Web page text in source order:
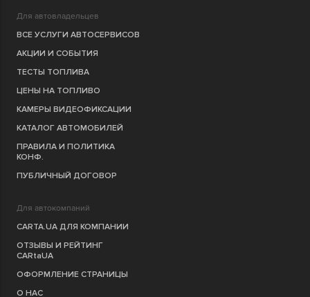
Для автовладельцев
ВСЕ УСЛУГИ АВТОСЕРВИСОВ
АКЦИИ И СОБЫТИЯ
ТЕСТЫ ТОПЛИВА
ЦЕНЫ НА ТОПЛИВО
КАМЕРЫ ВИДЕОФИКСАЦИИ
КАТАЛОГ АВТОМОБИЛЕЙ
ПРАВИЛА И ПОЛИТИКА
КОНФ.
ПУБЛИЧНЫЙ ДОГОВОР
Для автокомпаний
CARTA.UA ДЛЯ КОМПАНИИ
ОТЗЫВЫ И РЕЙТИНГ
CARtaUA
ОФОРМЛЕНИЕ СТРАНИЦЫ
О НАС